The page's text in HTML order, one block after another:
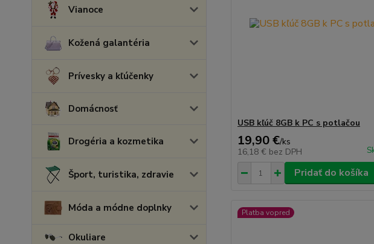
Vianoce
Kožená galantéria
Prívesky a kľúčenky
Domácnosť
Drogéria a kozmetika
Šport, turistika, zdravie
Móda a módne doplnky
Okuliare
USB kľúč 8GB k PC s potlačou
19,90 €/ks
16,18 € bez DPH
Pridať do košíka
Platba vopred